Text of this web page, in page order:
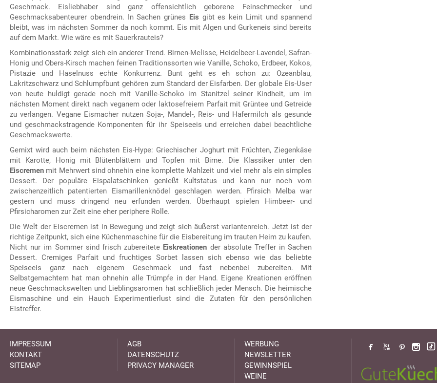
Geschmack. Eisliebhaber sind ganz offensichtlich geborene Feinschmecker und
Geschmacksabenteurer obendrein. In Sachen grünes Eis gibt es kein Limit und spannend
bleibt, was im nächsten Sommer da noch kommt. Eis mit Algen und Gurkeneis sind bereits
auf dem Markt. Wie wäre es mit Sauerkrauteis?
Kombinationsstark zeigt sich ein anderer Trend. Birnen-Melisse, Heidelbeer-Lavendel, Safran-
Honig und Obers-Kirsch machen feinen Traditionssorten wie Vanille, Schoko, Erdbeer, Kokos,
Pistazie und Haselnuss echte Konkurrenz. Bunt geht es eh schon zu: Ozeanblau,
Lakritzschwarz und Schlumpfbunt gehören zum Standard der Eisfarben. Der globale Eis-User
von heute huldigt gerade noch mit Vanille-Schoko im Stanitzel seiner Kindheit, um im
nächsten Moment direkt nach veganem oder laktosefreiem Parfait mit Grüntee und Getreide
zu verlangen. Vegane Eismacher nutzen Soja-, Mandel-, Reis- und Hafermilch als gesunde
und geschmackstragende Komponenten für ihr Speiseeis und erreichen dabei beachtliche
Geschmackswerte.
Gemixt wird auch beim nächsten Eis-Hype: Griechischer Joghurt mit Früchten, Ziegenkäse
mit Karotte, Honig mit Blütenblättern und Topfen mit Birne. Die Klassiker unter den
Eiscremen mit Mehrwert sind ohnehin eine komplette Mahlzeit und viel mehr als ein simples
Dessert. Der populäre Eispalatschinken genießt Kultstatus und kann nur noch vom
zwischenzeitlich patentierten Eismarillenknödel geschlagen werden. Pfirsich Melba war
gestern und muss dringend neu erfunden werden. Überhaupt spielen Himbeer- und
Pfirsicharomen zur Zeit eine eher periphere Rolle.
Die Welt der Eiscremen ist in Bewegung und zeigt sich äußerst variantenreich. Jetzt ist der
richtige Zeitpunkt, sich eine Küchenmaschine für die Eisbereitung im trauten Heim zu kaufen.
Nicht nur im Sommer sind frisch zubereitete Eiskreationen der absolute Treffer in Sachen
Dessert. Cremiges Parfait und fruchtiges Sorbet lassen sich ebenso wie das beliebte
Speiseeis ganz nach eigenem Geschmack und fast nebenbei zubereiten. Mit
Selbstgemachtem hat man ohnehin alle Trümpfe in der Hand. Eigene Kreationen eröffnen
neue Geschmackswelten und Lieblingsaromen hat schließlich jeder Mensch. Die heimische
Eismaschine und ein Hauch Experimentierlust sind die Zutaten für den persönlichen
Eistreffer.
IMPRESSUM
KONTAKT
SITEMAP
AGB
DATENSCHUTZ
PRIVACY MANAGER
WERBUNG
NEWSLETTER
GEWINNSPIEL
WEINE